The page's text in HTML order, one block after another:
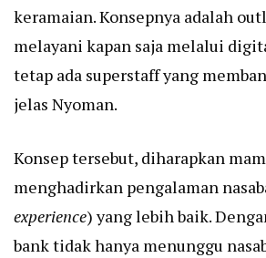
keramaian. Konsepnya adalah
melayani kapan saja melalui
tetap ada superstaff yang
jelas Nyoman.
Konsep tersebut, diharapkan
menghadirkan pengalaman
experience) yang lebih baik.
bank tidak hanya menunggu